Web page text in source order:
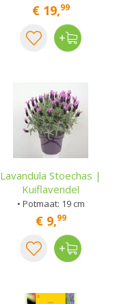
€ 19,99
Lavandula Stoechas |
Kuiflavendel
• Potmaat: 19 cm
€ 9,99